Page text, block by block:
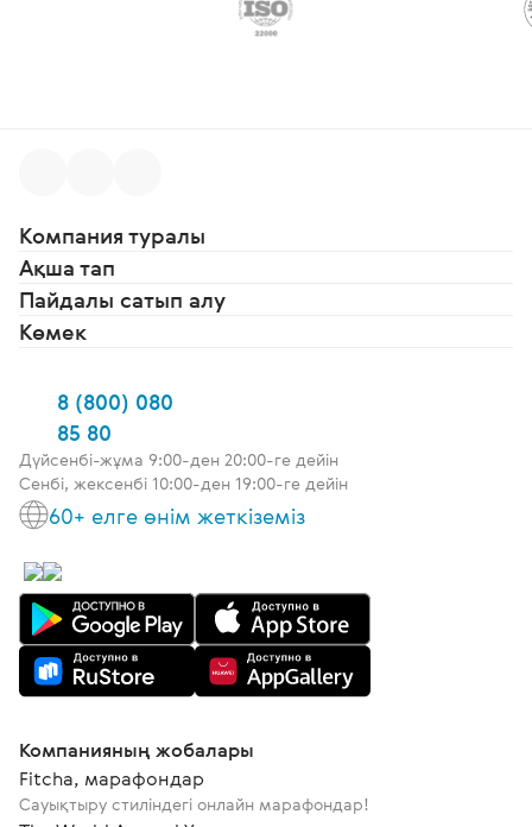
Компания туралы
Ақша тап
Пайдалы сатып алу
Көмек
8 (800) 080
85 80
Дүйсенбі-жұма 9:00-ден 20:00-ге дейін
Сенбі, жексенбі 10:00-ден 19:00-ге дейін
60+ елге өнім жеткіземіз
Компанияның жобалары
Fitcha, марафондар
Сауықтыру стиліндегі онлайн марафондар!